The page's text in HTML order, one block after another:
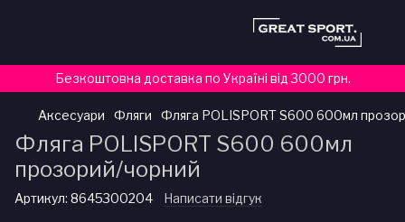
Безкоштовна доставка по Україні від 3000 грн.
Аксесуари Фляги Фляга POLISPORT S600 600мл
Фляга POLISPORT S600 600мл
прозорий/чорний
Артикул: 8645300204 Написати відгук